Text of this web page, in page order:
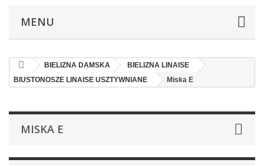
MENU
BIELIZNA DAMSKA
BIELIZNA LINAISE
BIUSTONOSZE LINAISE USZTYWNIANE
Miska E
MISKA E